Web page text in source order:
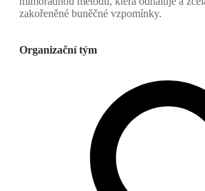
zakořeněné buněčné vzpomínky.
Organizační tým